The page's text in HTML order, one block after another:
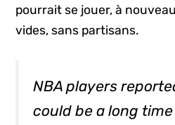
pourrait se jouer, à
vides, sans partisans.
NBA players
could be a long